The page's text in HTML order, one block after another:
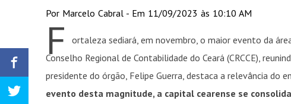
Por Marcelo Cabral - Em 11/09/2023 às 10:10 AM
F
ortaleza sediará, em novembro, o maior evento da
Conselho Regional de Contabilidade do Ceará (CRCCE),
presidente do órgão, Felipe Guerra, destaca a relevância do
evento desta magnitude, a capital cearense se